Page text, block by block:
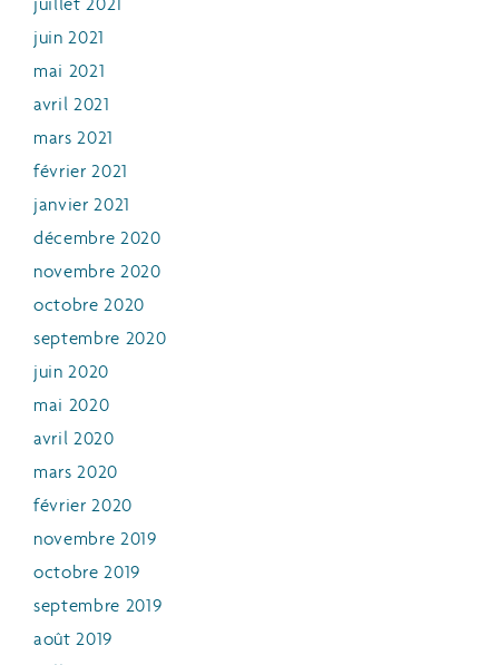
juillet 2021
juin 2021
mai 2021
avril 2021
mars 2021
février 2021
janvier 2021
décembre 2020
novembre 2020
octobre 2020
septembre 2020
juin 2020
mai 2020
avril 2020
mars 2020
février 2020
novembre 2019
octobre 2019
septembre 2019
août 2019